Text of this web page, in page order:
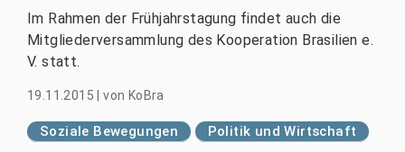
Im Rahmen der Frühjahrstagung findet auch die
Mitgliederversammlung des Kooperation Brasilien e.
V. statt.
19.11.2015 |von KoBra
Soziale Bewegungen Politik und Wirtschaft